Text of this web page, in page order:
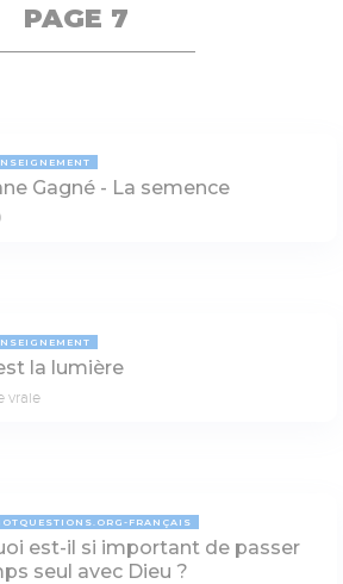
PAGE 7
Gagné - La semence
la lumière
vraie
FRANÇAIS
est-il si important de passer
seul avec Dieu ?